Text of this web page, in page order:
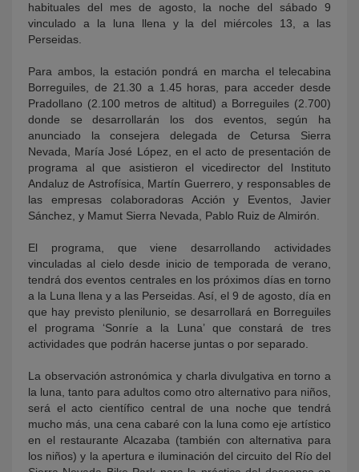
habituales del mes de agosto, la noche del sábado 9
vinculado a la luna llena y la del miércoles 13, a las
Perseidas.
Para ambos, la estación pondrá en marcha el telecabina
Borreguiles, de 21.30 a 1.45 horas, para acceder desde
Pradollano (2.100 metros de altitud) a Borreguiles (2.700)
donde se desarrollarán los dos eventos, según ha
anunciado la consejera delegada de Cetursa Sierra
Nevada, María José López, en el acto de presentación de
programa al que asistieron el vicedirector del Instituto
Andaluz de Astrofísica, Martín Guerrero, y responsables de
las empresas colaboradoras Acción y Eventos, Javier
Sánchez, y Mamut Sierra Nevada, Pablo Ruiz de Almirón.
El programa, que viene desarrollando actividades
vinculadas al cielo desde inicio de temporada de verano,
tendrá dos eventos centrales en los próximos días en torno
a la Luna llena y a las Perseidas. Así, el 9 de agosto, día en
que hay previsto plenilunio, se desarrollará en Borreguiles
el programa ‘Sonríe a la Luna’ que constará de tres
actividades que podrán hacerse juntas o por separado.
La observación astronómica y charla divulgativa en torno a
la luna, tanto para adultos como otro alternativo para niños,
será el acto científico central de una noche que tendrá
mucho más, una cena cabaré con la luna como eje artístico
en el restaurante Alcazaba (también con alternativa para
los niños) y la apertura e iluminación del circuito del Río del